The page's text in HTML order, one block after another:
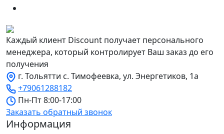
Каждый клиент Discount получает персонального
менеджера, который контролирует Ваш заказ до его
получения
г. Тольятти с. Тимофеевка, ул. Энергетиков, 1а
+79061288182
Пн-Пт 8:00-17:00
Заказать обратный звонок
Информация